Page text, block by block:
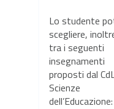
Lo studente
scegliere,
tra i seguenti
insegnamenti
proposti dal
Scienze
dell’Educazione: